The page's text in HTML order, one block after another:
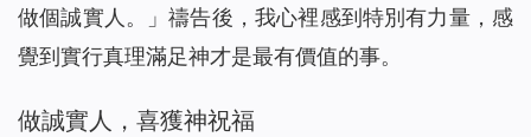
做個誠實人。」禱告後，我心裡感到特別有力量，感
覺到實行真理滿足神才是最有價值的事。
做誠實人，喜獲神祝福